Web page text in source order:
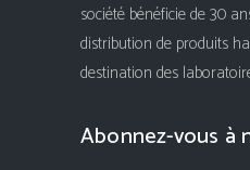
société bénéficie de 30
distribution de produits
destination des
Abonnez-vous à